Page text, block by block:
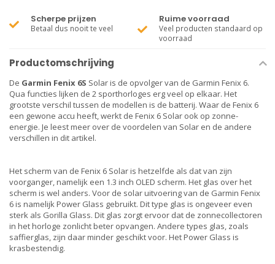
Scherpe prijzen
Betaal dus nooit te veel
Ruime voorraad
Veel producten standaard op
voorraad
Productomschrijving
De Garmin Fenix 6S Solar is de opvolger van de Garmin Fenix 6.
Qua functies lijken de 2 sporthorloges erg veel op elkaar. Het
grootste verschil tussen de modellen is de batterij. Waar de Fenix 6
een gewone accu heeft, werkt de Fenix 6 Solar ook op zonne-
energie. Je leest meer over de voordelen van Solar en de andere
verschillen in dit artikel.
Het scherm van de Fenix 6 Solar is hetzelfde als dat van zijn
voorganger, namelijk een 1.3 inch OLED scherm. Het glas over het
scherm is wel anders. Voor de solar uitvoering van de Garmin Fenix
6 is namelijk Power Glass gebruikt. Dit type glas is ongeveer even
sterk als Gorilla Glass. Dit glas zorgt ervoor dat de zonnecollectoren
in het horloge zonlicht beter opvangen. Andere types glas, zoals
saffierglas, zijn daar minder geschikt voor. Het Power Glass is
krasbestendig.